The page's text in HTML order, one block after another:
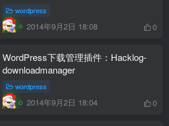
wordpress
2014年9月2日 18:08 0
WordPress下载管理插件：Hacklog-
downloadmanager
wordpress
2014年9月2日 18:04 0